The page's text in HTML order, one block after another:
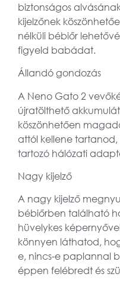
biztonságos
kijelzőnek
nélküli bébiőr
figyeld babádat.
Állandó gondozás
A Neno Gato 2
újratölthető
köszönhetően
attól kellene
tartozó hálózati
Nagy kijelző
A nagy kijelző
bébiőrben található
hüvelykes
könnyen láthatod,
e, nincs-e paplannal
éppen felébredt és